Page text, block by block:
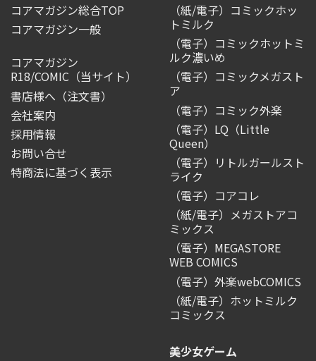
コアマガジン総合TOP
コアマガジン一般
コアマガジン
R18/COMIC （当サイト）
書店様へ（注文書）
会社案内
採用情報
お問い合せ
特商法に基づく表示
（紙/電子）コミックホッ
トミルク
（電子）コミックホットミ
ルク濃いめ
（電子）コミックメガスト
ア
（電子）コミック外楽
（電子）LQ（Little
Queen）
（電子）リトルガールスト
ライク
（電子）コアコレ
（紙/電子）メガストアコ
ミックス
（電子）MEGASTORE
WEB COMICS
（電子）外楽webCOMICS
（紙/電子）ホットミルク
コミックス
美少女ゲーム